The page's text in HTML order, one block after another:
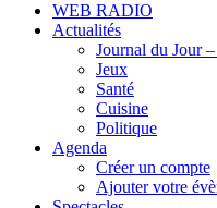
WEB RADIO
Actualités
Journal du Jour
Jeux
Santé
Cuisine
Politique
Agenda
Créer un compte
Ajouter votre